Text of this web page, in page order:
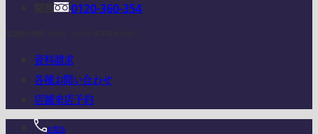
0120-360-354
資料請求
各種お問い合わせ
店舗来店予約
お電話